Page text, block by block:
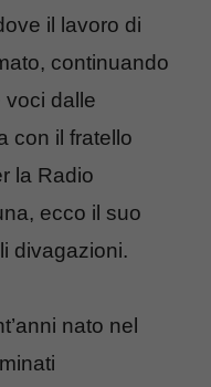
il lavoro di
continuando
voci dalle
con il fratello
la Radio
ecco il suo
divagazioni.
nato nel